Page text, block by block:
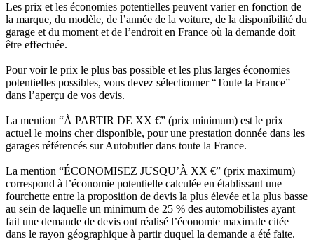
Les prix et les économies potentielles peuvent varier en fonction de
la marque, du modèle, de l’année de la voiture, de la disponibilité du
garage et du moment et de l’endroit en France où la demande doit
être effectuée.
Pour voir le prix le plus bas possible et les plus larges économies
potentielles possibles, vous devez sélectionner “Toute la France”
dans l’aperçu de vos devis.
La mention “À PARTIR DE XX €” (prix minimum) est le prix
actuel le moins cher disponible, pour une prestation donnée dans les
garages référencés sur Autobutler dans toute la France.
La mention “ÉCONOMISEZ JUSQU’À XX €” (prix maximum)
correspond à l’économie potentielle calculée en établissant une
fourchette entre la proposition de devis la plus élevée et la plus basse
au sein de laquelle un minimum de 25 % des automobilistes ayant
fait une demande de devis ont réalisé l’économie maximale citée
dans le rayon géographique à partir duquel la demande a été faite.